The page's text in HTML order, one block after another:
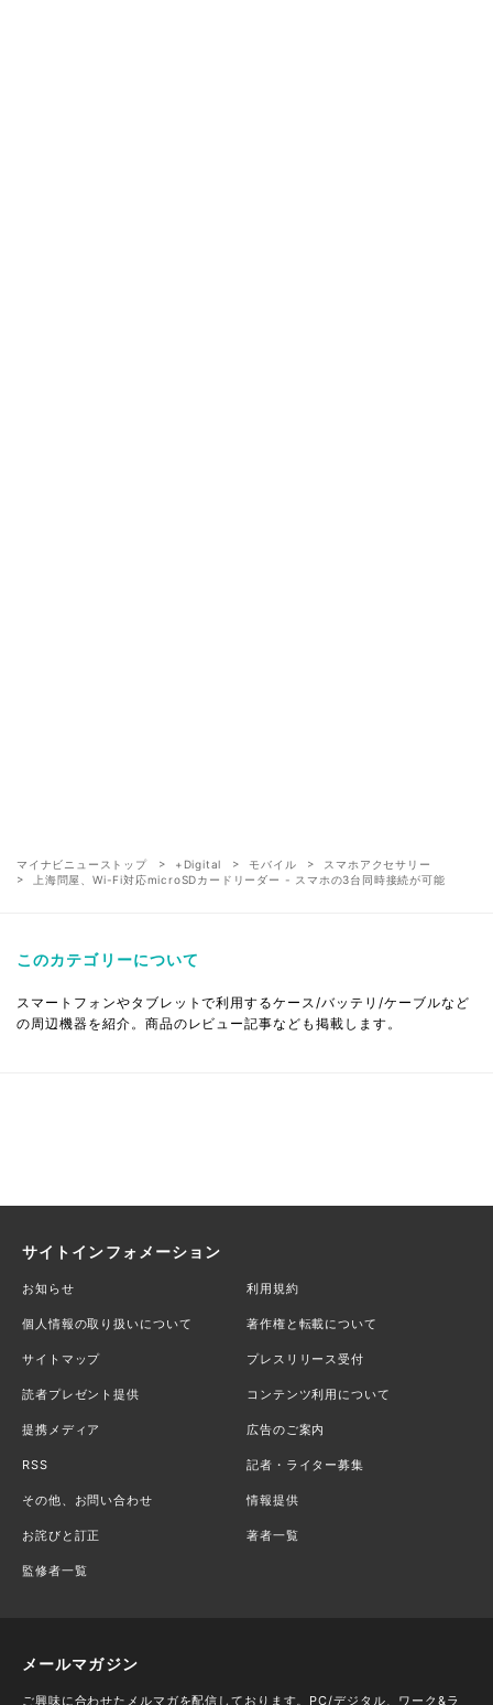
マイナビニューストップ +Digital モバイル
スマホアクセサリー
上海問屋、Wi-Fi対応microSDカードリーダー - スマホの3台同時接続が可能
このカテゴリーについて
スマートフォンやタブレットで利用するケース/バッテリ/ケーブルなど
の周辺機器を紹介。商品のレビュー記事なども掲載します。
サイトインフォメーション
お知らせ 利用規約
個人情報の取り扱いについて 著作権と転載について
サイトマップ プレスリリース受付
読者プレゼント提供 コンテンツ利用について
提携メディア 広告のご案内
RSS 記者・ライター募集
その他、お問い合わせ 情報提供
お詫びと訂正 著者一覧
監修者一覧
メールマガジン
ご興味に合わせたメルマガを配信しております。PC/デジタル、ワーク&ラ